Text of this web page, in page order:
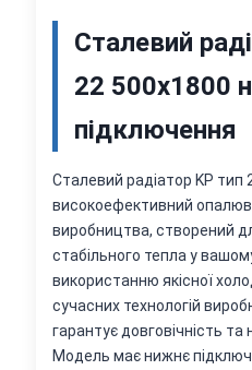
Сталевий
22 500х1800
підключення
Сталевий радіатор KP тип
високоефективний
виробництва, створений
стабільного тепла у
використанню якісної
сучасних технологій
гарантує довговічність та
Модель має нижнє